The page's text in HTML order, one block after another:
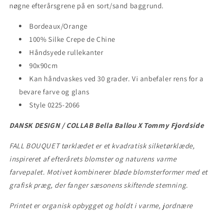
nøgne efterårsgrene på en sort/sand baggrund.
Bordeaux/Orange
100% Silke Crepe de Chine
Håndsyede rullekanter
90x90cm
Kan håndvaskes ved 30 grader. Vi anbefaler rens for a
bevare farve og glans
Style 0225-2066
DANSK DESIGN / COLLAB Bella Ballou X Tommy Fjordside
FALL BOUQUET tørklædet er et kvadratisk silketørklæde,
inspireret af efterårets blomster og naturens varme
farvepalet. Motivet kombinerer bløde blomsterformer med et
grafisk præg, der fanger sæsonens skiftende stemning.
Printet er organisk opbygget og holdt i varme, jordnære